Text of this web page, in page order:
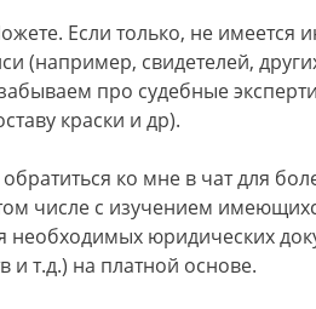
Если только, не имеется
(например, свидетелей,
про судебные
краски и др).
ко мне в чат для
числе с изучением
необходимых юридических
и т.д.) на платной основе.